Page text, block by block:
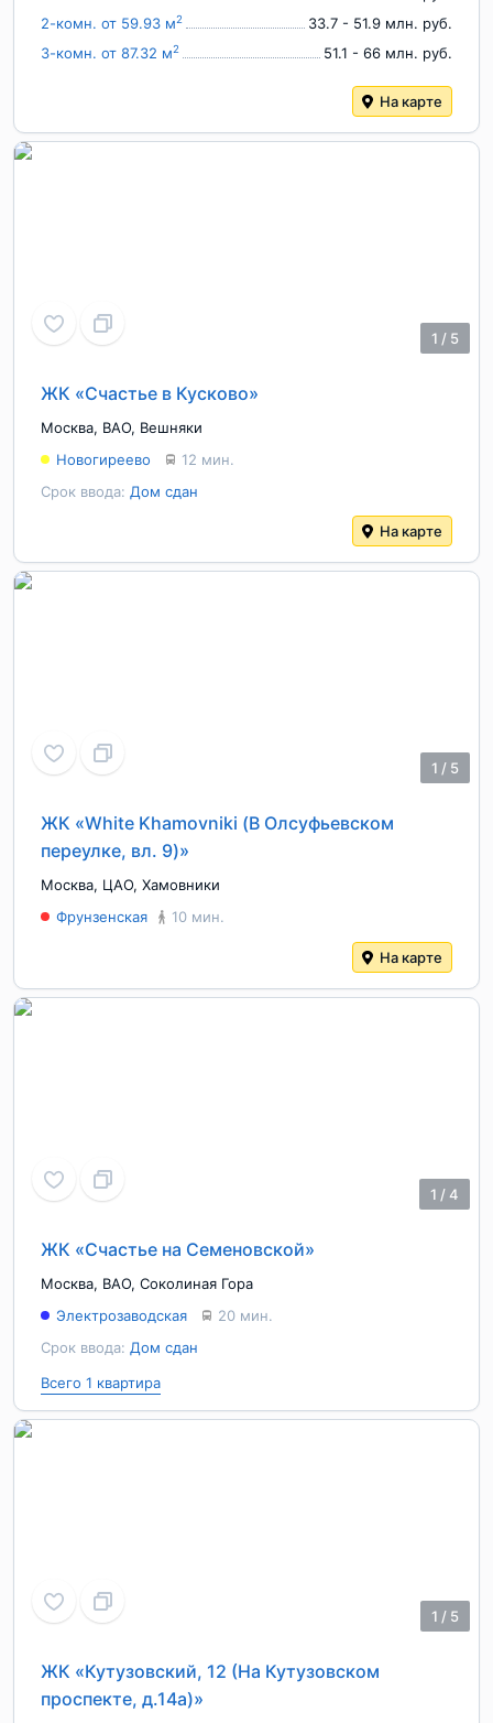
2-комн. от 59.93 м2
33.7 - 51.9 млн. руб.
3-комн. от 87.32 м2 51.1 - 66 млн. руб.
На карте
1 / 5
ЖК «Счастье в Кусково»
Москва, ВАО, Вешняки
Срок ввода: Дом сдан
Новогиреево 12 мин.
На карте
1 / 5
ЖК «White Khamovniki (В Олсуфьевском
переулке, вл. 9)»
Москва, ЦАО, Хамовники
Фрунзенская
10 мин.
На карте
1 /4
ЖК «Счастье на Семеновской»
Москва, ВАО, Соколиная Гора
Срок ввода: Дом сдан
Электрозаводская 20 мин.
Всего 1 квартира
1 / 5
ЖК «Кутузовский, 12 (На Кутузовском
проспекте, д.14а)»